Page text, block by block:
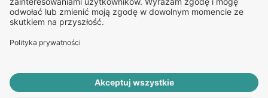
podmiotem leczniczym w rozumieniu ustawy z dnia 15
kwietnia 2011 roku o działalności leczniczej, wpisanym do
rejestru podmiotów wykonujących działalność leczniczą pod
numerem: 000000229172.